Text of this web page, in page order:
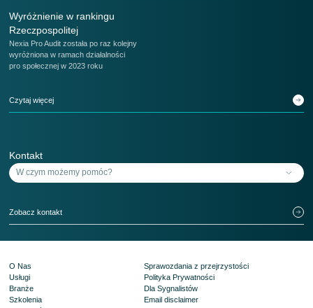
Wyróżnienie w rankingu
Rzeczpospolitej
Nexia Pro Audit została po raz kolejny
wyróżniona w ramach działalności
pro społecznej w 2023 roku
Czytaj więcej
Kontakt
Zobacz kontakt
O Nas
Usługi
Branże
Szkolenia
Sprawozdania z przejrzystości
Polityka Prywatności
Dla Sygnalistów
Email disclaimer